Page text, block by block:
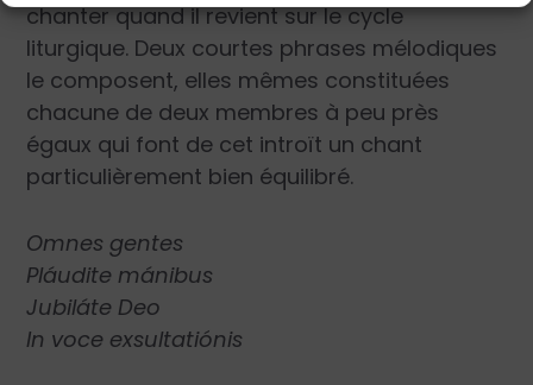
chanter quand il revient sur le cycle
liturgique. Deux courtes phrases mélodiques
le composent, elles mêmes constituées
chacune de deux membres à peu près
égaux qui font de cet introït un chant
particulièrement bien équilibré.
Omnes gentes
Pláudite mánibus
Jubiláte Deo
In voce exsultatiónis